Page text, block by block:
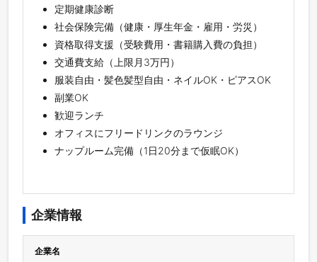
定期健康診断
社会保険完備（健康・厚生年金・雇用・労災）
資格取得支援（受験費用・書籍購入費の負担）
交通費支給（上限月3万円）
服装自由・髪色髪型自由・ネイルOK・ピアスOK
副業OK
歓迎ランチ
オフィスにフリードリンクのラウンジ
ナップルーム完備（1日20分まで仮眠OK）
企業情報
企業名